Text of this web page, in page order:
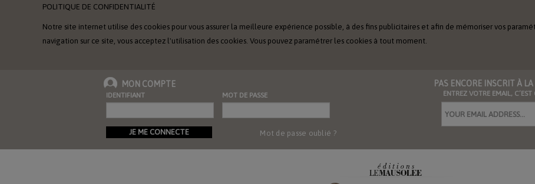
POLITIQUE DE CONFIDENTIALITÉ
Notre site internet utilise des cookies pour vous assurer la meilleure expérience possible, à des fins publicitaires et afin de mémoriser vos
navigation sur ce site, vous acceptez l'utilisation des cookies. Vous pouvez paramétrer les cookies à tout moment.
MON COMPTE
IDENTIFIANT MOT DE PASSE
JE ME CONNECTE Mot de passe oublié ?
PAS ENCORE INSCRIT À
ENTREZ VOTRE EMAIL, C’EST